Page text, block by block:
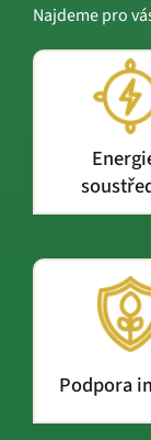
Najdeme pro
Podpora